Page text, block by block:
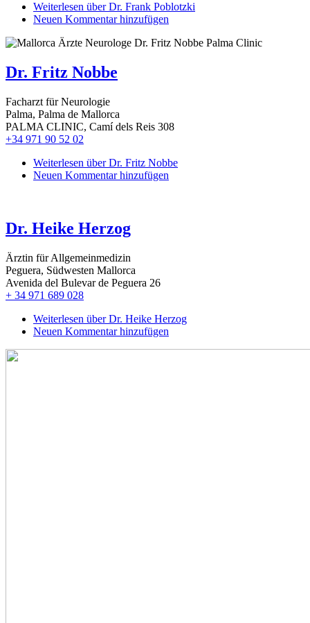
Weiterlesen über Dr. Frank Poblotzki
Neuen Kommentar hinzufügen
Dr. Fritz Nobbe
Facharzt für Neurologie
Palma, Palma de Mallorca
PALMA CLINIC, Camí dels Reis 308
+34 971 90 52 02
Weiterlesen über Dr. Fritz Nobbe
Neuen Kommentar hinzufügen
Dr. Heike Herzog
Ärztin für Allgemeinmedizin
Peguera, Südwesten Mallorca
Avenida del Bulevar de Peguera 26
+ 34 971 689 028
Weiterlesen über Dr. Heike Herzog
Neuen Kommentar hinzufügen